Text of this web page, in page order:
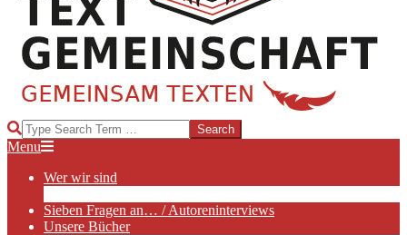
TEXTGEMEINSCHAFT
Search
Primary
Menu
Menu
Wer wir sind
Sieben Fragen an… / Autoreninterviews
Unsere Bücher